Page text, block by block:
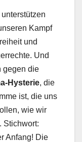
unterstützen
Kampf
und
Und
gegen die
Hysterie, die
ist, die uns
wie wir
Stichwort:
Anfang! Die